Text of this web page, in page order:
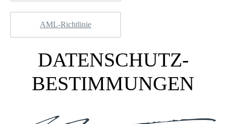
AML-Richtlinie
DATENSCHUTZ-
BESTIMMUNGEN